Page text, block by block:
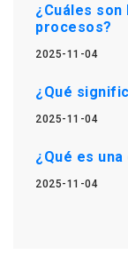
¿Cuáles
procesos?
2025-11-04
¿Qué
2025-11-04
¿Qué es
2025-11-04